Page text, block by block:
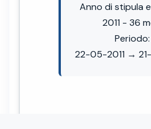
Anno di stipula
2011 - 36
Periodo:
22-05-2011 →